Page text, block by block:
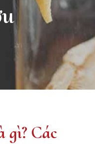
gì? Các